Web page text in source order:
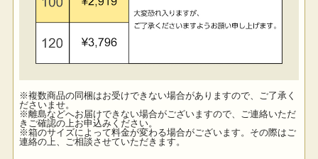
※複数商品の同梱はお受けできない場合がありますので、ご了承く
ださいませ。
※離島などへお届けできない場合がございますので、ご連絡いただ
きご確認の上お申込みください。
※箱のサイズによって料金が変わる場合がございます。その際はご
連絡の上、ご相談させていただきます。